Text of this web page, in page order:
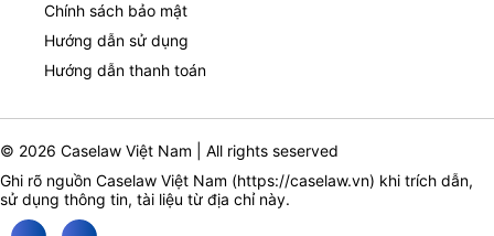
Chính sách bảo mật
Hướng dẫn sử dụng
Hướng dẫn thanh toán
© 2026 Caselaw Việt Nam | All rights seserved
Ghi rõ nguồn Caselaw Việt Nam (https://caselaw.vn) khi trích dẫn,
sử dụng thông tin, tài liệu từ địa chỉ này.